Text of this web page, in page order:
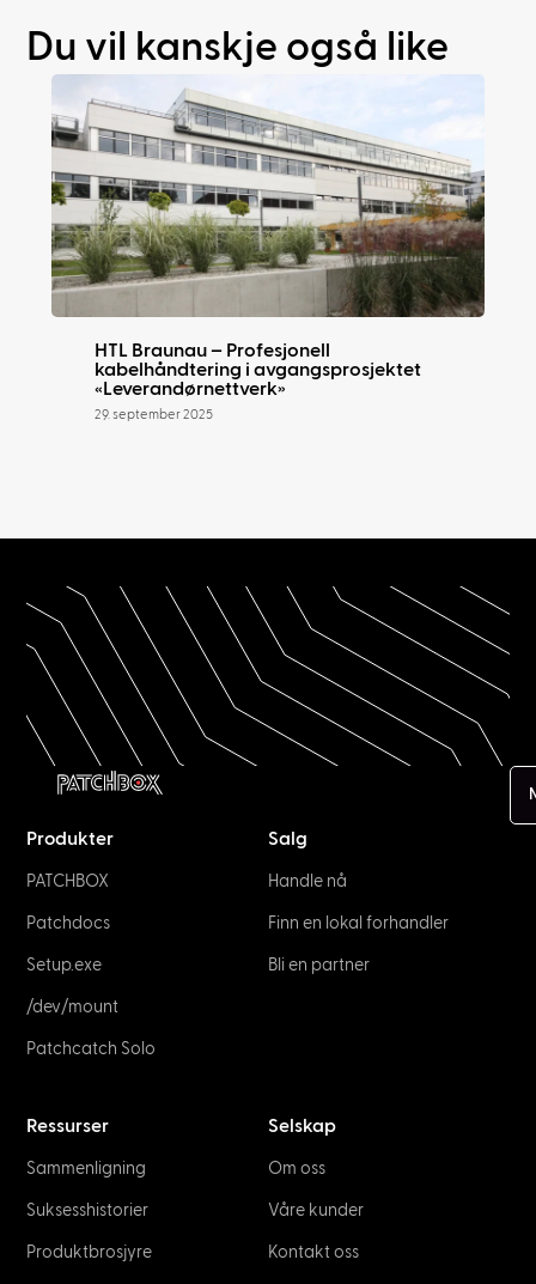
Du vil kanskje også like
HTL Braunau – Profesjonell
kabelhåndtering i avgangsprosjektet
«Leverandørnettverk»
29. september 2025
Produkter
PATCHBOX
Patchdocs
Setup.exe
/dev/mount
Patchcatch Solo
Salg
Handle nå
Finn en lokal forhandler
Bli en partner
Ressurser
Sammenligning
Suksesshistorier
Produktbrosjyre
Selskap
Om oss
Våre kunder
Kontakt oss